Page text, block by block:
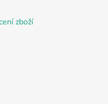
zboží